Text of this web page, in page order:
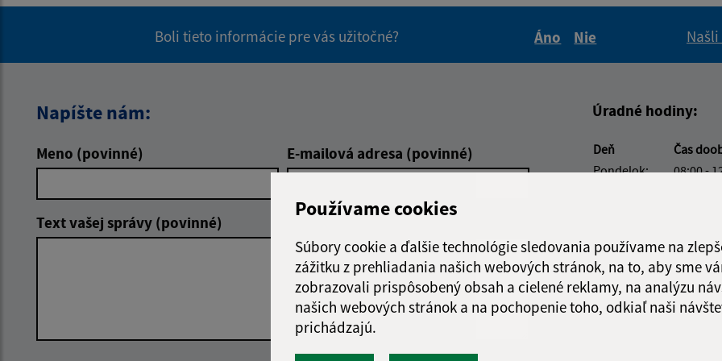
Používame cookies
Súbory cookie a ďalšie technológie sledovania používame na
zážitku z prehliadania našich webových stránok, na to, aby sme
zobrazovali prispôsobený obsah a cielené reklamy, na analýzu
našich webových stránok a na pochopenie toho, odkiaľ naši
prichádzajú.
Boli tieto informácie pre vás užitočné?
Áno
Nie
Napíšte nám:
Meno (povinné) E-mailová adresa (povinné)
Text vašej správy (povinné)
Úradné hodiny:
Deň Čas
Pondelok:
08:00 -
Piatok:
08:00 -
Obedňajšia